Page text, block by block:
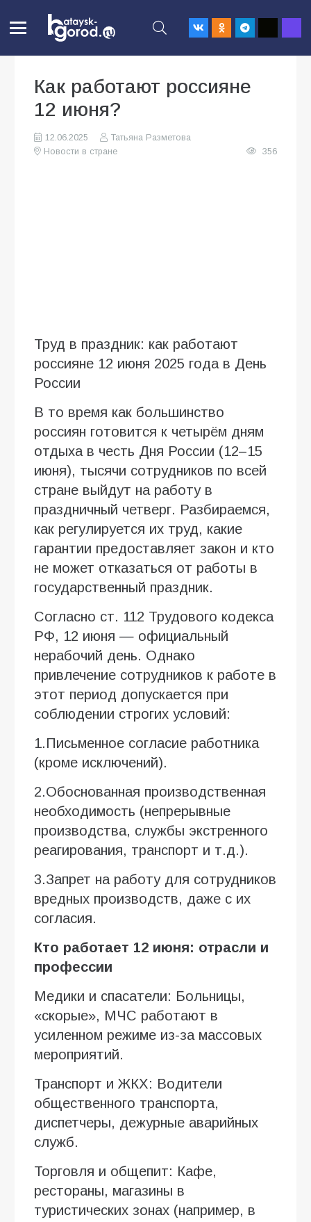
Как работают россияне
12 июня?
12.06.2025
Татьяна Разметова
Новости в стране
356
Труд в праздник: как работают
россияне 12 июня 2025 года в День
России
В то время как большинство
россиян готовится к четырём дням
отдыха в честь Дня России (12–15
июня), тысячи сотрудников по всей
стране выйдут на работу в
праздничный четверг. Разбираемся,
как регулируется их труд, какие
гарантии предоставляет закон и кто
не может отказаться от работы в
государственный праздник.
Согласно ст. 112 Трудового кодекса
РФ, 12 июня — официальный
нерабочий день. Однако
привлечение сотрудников к работе в
этот период допускается при
соблюдении строгих условий:
1.Письменное согласие работника
(кроме исключений).
2.Обоснованная производственная
необходимость (непрерывные
производства, службы экстренного
реагирования, транспорт и т.д.).
3.Запрет на работу для сотрудников
вредных производств, даже с их
согласия.
Кто работает 12 июня: отрасли и
профессии
Медики и спасатели: Больницы,
«скорые», МЧС работают в
усиленном режиме из-за массовых
мероприятий.
Транспорт и ЖКХ: Водители
общественного транспорта,
диспетчеры, дежурные аварийных
служб.
Торговля и общепит: Кафе,
рестораны, магазины в
туристических зонах (например, в